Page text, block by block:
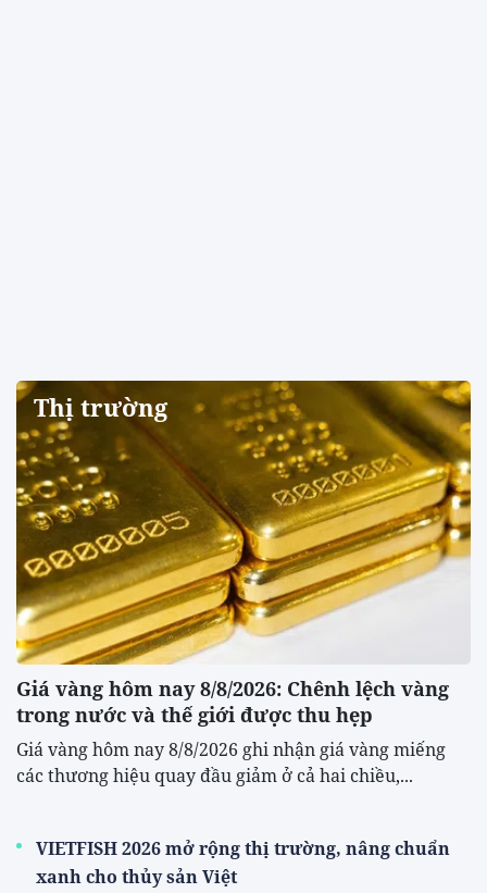
Thị trường
Giá vàng hôm nay 8/8/2026: Chênh lệch vàng
trong nước và thế giới được thu hẹp
Giá vàng hôm nay 8/8/2026 ghi nhận giá vàng miếng
các thương hiệu quay đầu giảm ở cả hai chiều,...
VIETFISH 2026 mở rộng thị trường, nâng chuẩn
xanh cho thủy sản Việt